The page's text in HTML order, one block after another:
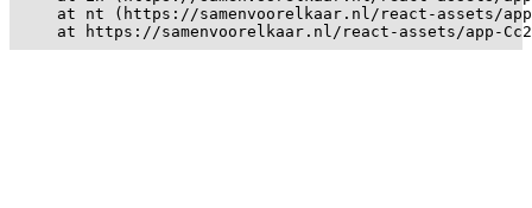
at nt (https://samenvoorelkaar.nl/react-assets/
at https://samenvoorelkaar.nl/react-assets/app-